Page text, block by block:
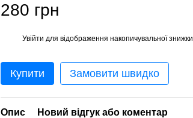
280 грн
Увійти для відображення накопичувальної знижки
Купити Замовити швидко
Опис
Новий відгук або коментар